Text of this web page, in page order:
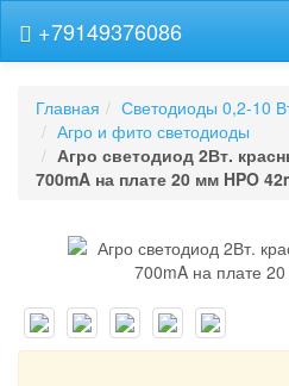
+79149376086
Главная
Светодиоды 0,2-10
Агро и фито светодиоды
Агро светодиод 2Вт.
700mA на плате 20 мм HPO